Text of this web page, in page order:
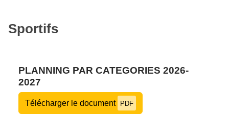
Sportifs
PLANNING PAR CATEGORIES 2026-
2027
Télécharger le document PDF